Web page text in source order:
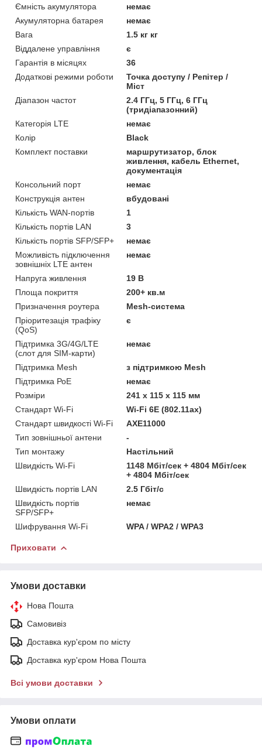
Ємність акумулятора
немає
Акумуляторна батарея
немає
Вага
1.5 кг кг
Віддалене управління
є
Гарантія в місяцях
36
Додаткові режими роботи
Точка доступу / Репітер /
Міст
Діапазон частот
2.4 ГГц, 5 ГГц, 6 ГГц
(тридіапазонний)
Категорія LTE
немає
Колір
Black
Комплект поставки
маршрутизатор, блок
живлення, кабель Ethernet,
документація
Консольний порт
немає
Конструкція антен
вбудовані
Кількість WAN-портів
1
Кількість портів LAN
3
Кількість портів SFP/SFP+
немає
Можливість підключення
зовнішніх LTE антен
немає
Напруга живлення
19 В
Площа покриття
200+ кв.м
Призначення роутера
Mesh-система
Пріоритезація трафіку
(QoS)
є
Підтримка 3G/4G/LTE
(cлот для SIM-карти)
немає
Підтримка Mesh
з підтримкою Mesh
Підтримка РоЕ
немає
Розміри
241 х 115 х 115 мм
Стандарт Wi-Fi
Wi-Fi 6E (802.11ax)
Стандарт швидкості Wi-Fi
AXE11000
Тип зовнішньої антени
-
Тип монтажу
Настільний
Швидкість Wi-Fi
1148 Мбіт/сек + 4804 Мбіт/сек
+ 4804 Мбіт/сек
Швидкість портів LAN
2.5 Гбіт/с
Швидкість портів
SFP/SFP+
немає
Шифрування Wi-Fi WPA / WPA2 / WPA3
Приховати
Умови доставки
Нова Пошта
Самовивіз
Доставка кур'єром по місту
Доставка кур'єром Нова Пошта
Всі умови доставки
Умови оплати